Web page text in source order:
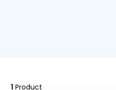
1 Product